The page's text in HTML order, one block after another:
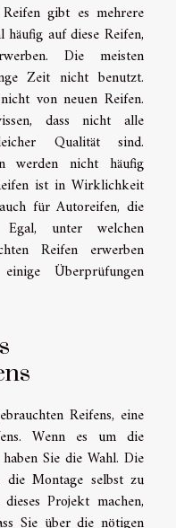
gibt es mehrere
auf diese Reifen,
Die meisten
Zeit nicht benutzt.
von neuen Reifen.
dass nicht alle
Qualität sind.
werden nicht häufig
ist in Wirklichkeit
für Autoreifen, die
unter welchen
Reifen erwerben
Überprüfungen
Reifens, eine
Wenn es um die
Sie die Wahl. Die
Montage selbst zu
Projekt machen,